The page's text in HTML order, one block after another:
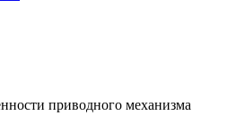
приводного механизма